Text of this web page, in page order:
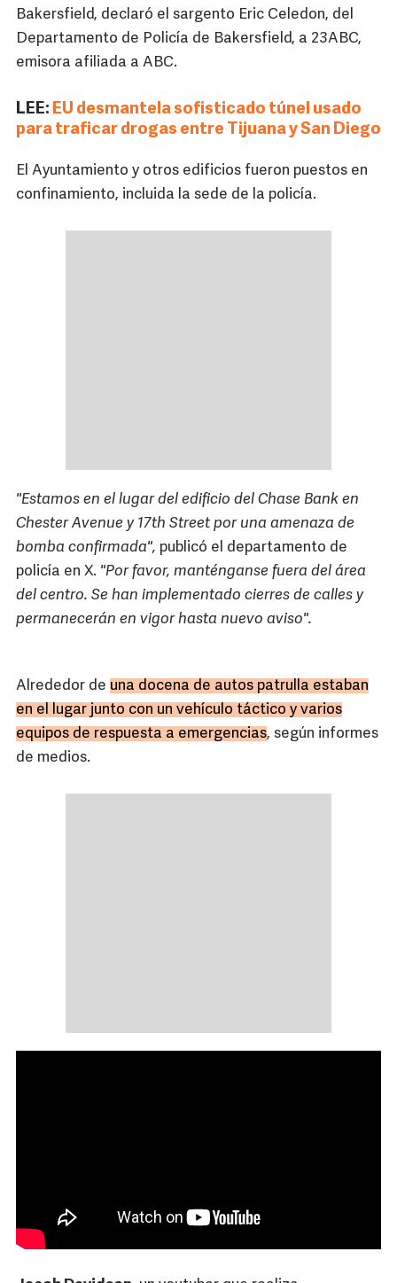
Bakersfield, declaró el sargento Eric Celedon, del
Departamento de Policía de Bakersfield, a 23ABC,
emisora afiliada a ABC.
LEE: EU desmantela sofisticado túnel usado
para traficar drogas entre Tijuana y San Diego
El Ayuntamiento y otros edificios fueron puestos en
confinamiento, incluida la sede de la policía.
"Estamos en el lugar del edificio del Chase Bank en
Chester Avenue y 17th Street por una amenaza de
bomba confirmada", publicó el departamento de
policía en X. "Por favor, manténganse fuera del área
del centro. Se han implementado cierres de calles y
permanecerán en vigor hasta nuevo aviso".
Alrededor de una docena de autos patrulla estaban
en el lugar junto con un vehículo táctico y varios
equipos de respuesta a emergencias, según informes
de medios.